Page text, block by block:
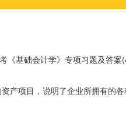
基础会计学》专项习题及答案
产项目，说明了企业所拥有的